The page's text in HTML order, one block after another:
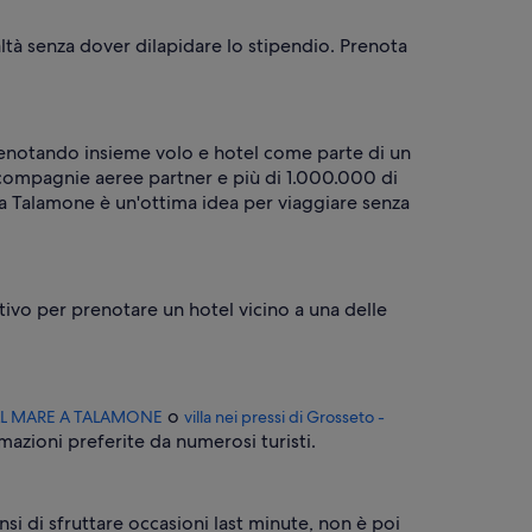
senza dover dilapidare lo stipendio. Prenota
insieme volo e hotel come parte di un
aeree partner e più di 1.000.000 di
è un'ottima idea per viaggiare senza
per prenotare un hotel vicino a una delle
MARE A TALAMONE o villa nei pressi di Grosseto -
preferite da numerosi turisti.
di sfruttare occasioni last minute, non è poi